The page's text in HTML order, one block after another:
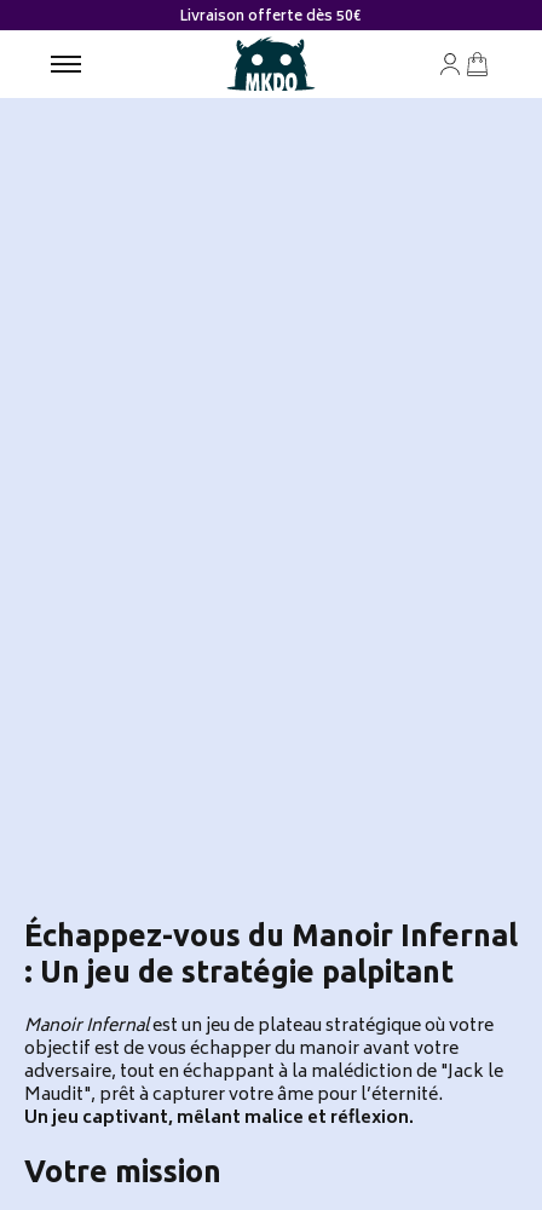
Livraison offerte dès 50€
Échappez-vous du Manoir Infernal
: Un jeu de stratégie palpitant
Manoir Infernalest un jeu de plateau stratégique où votre
objectif est de vous échapper du manoir avant votre
adversaire, tout en échappant à la malédiction de "Jack le
Maudit", prêt à capturer votre âme pour l’éternité.
Un jeu captivant, mêlant malice et réflexion.
Votre mission